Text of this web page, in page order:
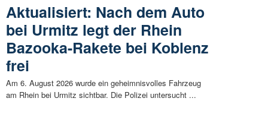
Aktualisiert: Nach dem Auto
bei Urmitz legt der Rhein
Bazooka-Rakete bei Koblenz
frei
Am 6. August 2026 wurde ein geheimnisvolles Fahrzeug
am Rhein bei Urmitz sichtbar. Die Polizei untersucht ...